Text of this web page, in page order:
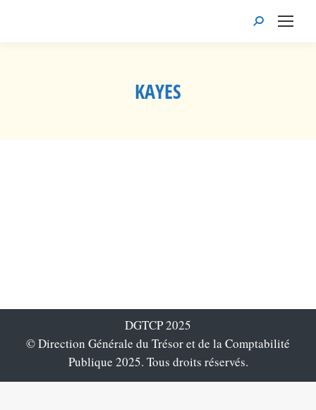
Recherche
:
KAYES
DGTCP 2025
© Direction Générale du Trésor et de la Comptabilité
Publique 2025. Tous droits réservés.